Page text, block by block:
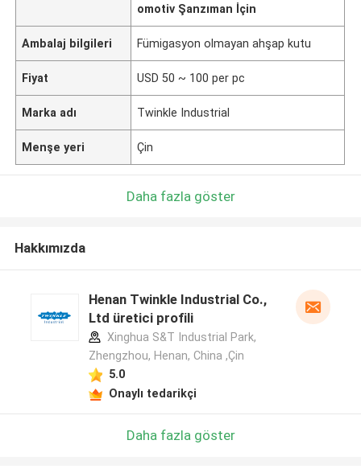
omotiv Şanzıman İçin
Ambalaj bilgileri Fümigasyon olmayan ahşap kutu
Fiyat USD 50 ~ 100 per pc
Marka adı Twinkle Industrial
Menşe yeri Çin
Daha fazla göster
Hakkımızda
Henan Twinkle Industrial Co.,
Ltd üretici profili
Xinghua S&T Industrial Park,
Zhengzhou, Henan, China ,Çin
5.0
Onaylı tedarikçi
Daha fazla göster